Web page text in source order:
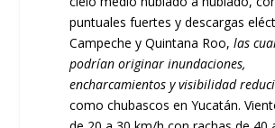
puntuales fuertes y descargas
Campeche y Quintana Roo, las
podrían originar inundaciones,
encharcamientos y visibilidad
como chubascos en Yucatán.